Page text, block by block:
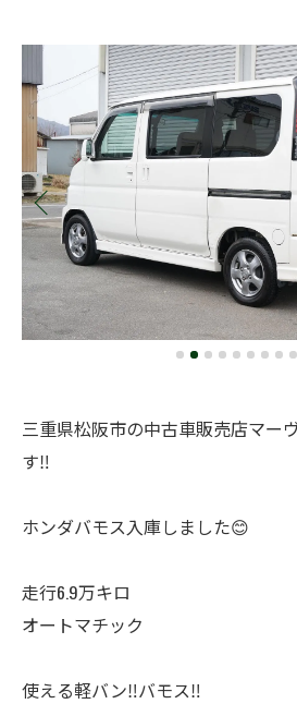
三重県松阪市の中古車販売店マー
す‼️
ホンダバモス入庫しました😊
走行6.9万キロ
オートマチック
使える軽バン‼️バモス‼️